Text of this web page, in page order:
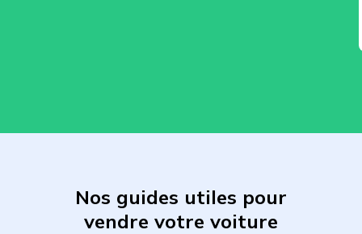
Nos guides utiles pour
vendre votre voiture